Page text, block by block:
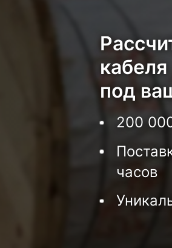
кабеля
под
200
часов